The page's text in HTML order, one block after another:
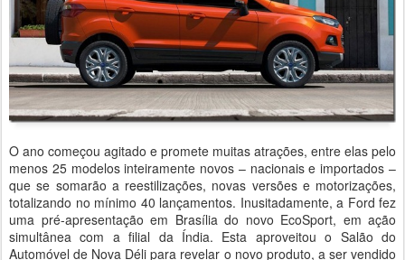
O ano começou agitado e promete muitas atrações, entre elas pelo
menos 25 modelos inteiramente novos – nacionais e importados –
que se somarão a reestilizações, novas versões e motorizações,
totalizando no mínimo 40 lançamentos. Inusitadamente, a Ford fez
uma pré-apresentação em Brasília do novo EcoSport, em ação
simultânea com a filial da Índia. Esta aproveitou o Salão do
Automóvel de Nova Déli para revelar o novo produto, a ser vendido